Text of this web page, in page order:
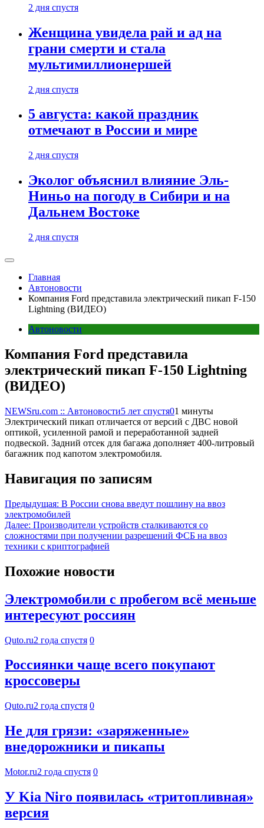
2 дня спустя
Женщина увидела рай и ад на
грани смерти и стала
мультимиллионершей
2 дня спустя
5 августа: какой праздник
отмечают в России и мире
2 дня спустя
Эколог объяснил влияние Эль-
Ниньо на погоду в Сибири и на
Дальнем Востоке
2 дня спустя
Главная
Автоновости
Компания Ford представила электрический пикап F-150
Lightning (ВИДЕО)
Автоновости
Компания Ford представила
электрический пикап F-150 Lightning
(ВИДЕО)
NEWSru.com :: Автоновости5 лет спустя01 минуты
Электрический пикап отличается от версий с ДВС новой
оптикой, усиленной рамой и переработанной задней
подвеской. Задний отсек для багажа дополняет 400-литровый
багажник под капотом электромобиля.
Навигация по записям
Предыдущая: В России снова введут пошлину на ввоз
электромобилей
Далее: Производители устройств сталкиваются со
сложностями при получении разрешений ФСБ на ввоз
техники с криптографией
Похожие новости
Электромобили с пробегом всё меньше
интересуют россиян
Quto.ru2 года спустя 0
Россиянки чаще всего покупают
кроссоверы
Quto.ru2 года спустя 0
Не для грязи: «заряженные»
внедорожники и пикапы
Motor.ru2 года спустя 0
У Kia Niro появилась «тритопливная»
версия